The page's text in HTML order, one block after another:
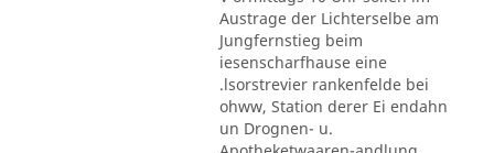
Austrage der Lichterselbe am
Jungfernstieg beim
iesenscharfhause eine
.lsorstrevier rankenfelde bei
ohww, Station derer Ei endahn
un Drognen- u.